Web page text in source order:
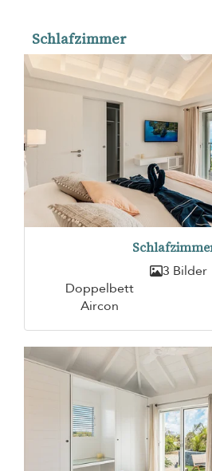
Schlafzimmer
3 Bilder
Doppelbett
Aircon